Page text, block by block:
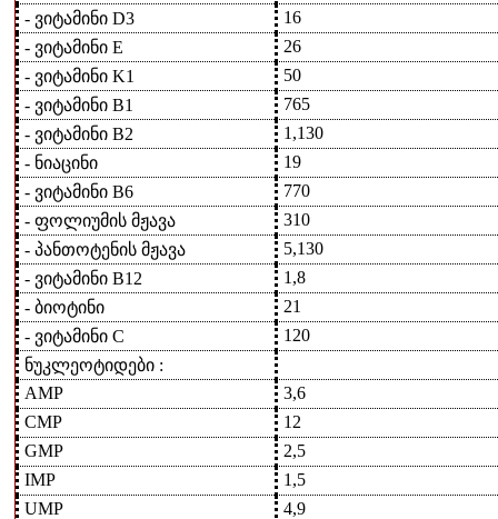
- ვიტამინი D3
16
- ვიტამინი E
26
- ვიტამინი K1
50
- ვიტამინი B1
765
- ვიტამინი B2
1,130
- ნიაცინი
19
- ვიტამინი B6
770
- ფოლიუმის მჟავა
310
- პანთოტენის მჟავა
5,130
- ვიტამინი B12
1,8
- ბიოტინი
21
- ვიტამინი C
120
ნუკლეოტიდები :
AMP
3,6
CMP
12
GMP
2,5
IMP
1,5
UMP
4,9